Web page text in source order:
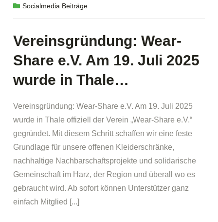
Socialmedia Beiträge
Vereinsgründung: Wear-
Share e.V. Am 19. Juli 2025
wurde in Thale…
Vereinsgründung: Wear-Share e.V. Am 19. Juli 2025
wurde in Thale offiziell der Verein „Wear-Share e.V.“
gegründet. Mit diesem Schritt schaffen wir eine feste
Grundlage für unsere offenen Kleiderschränke,
nachhaltige Nachbarschaftsprojekte und solidarische
Gemeinschaft im Harz, der Region und überall wo es
gebraucht wird. Ab sofort können Unterstützer ganz
einfach Mitglied [...]